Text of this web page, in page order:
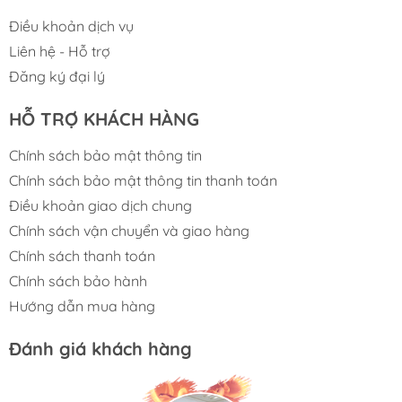
Tích hợp 8 chương trình rửa tiện ích
MALLOCA MDW14-S08SI
phù hợp với từng nhu cầu rửa khác nhau.
Điều khoản dịch vụ
Liên hệ - Hỗ trợ
Đăng ký đại lý
HỖ TRỢ KHÁCH HÀNG
Chính sách bảo mật thông tin
Chính sách bảo mật thông tin thanh toán
Điều khoản giao dịch chung
Chính sách vận chuyển và giao hàng
Chính sách thanh toán
Chính sách bảo hành
Hướng dẫn mua hàng
Đánh giá khách hàng